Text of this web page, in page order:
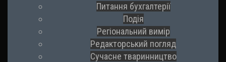
Питання бухгалтерії
Подія
Регіональний вимір
Редакторський погляд
Сучасне тваринництво